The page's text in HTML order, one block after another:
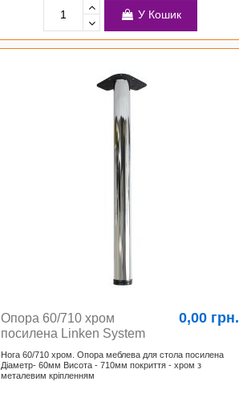
У Кошик
Опора 60/710 хром
посилена Linken System
0,00 грн.
Нога 60/710 хром. Опора меблева для стола посилена
Діаметр- 60мм Висота - 710мм покриття - хром з
металевим кріпленням